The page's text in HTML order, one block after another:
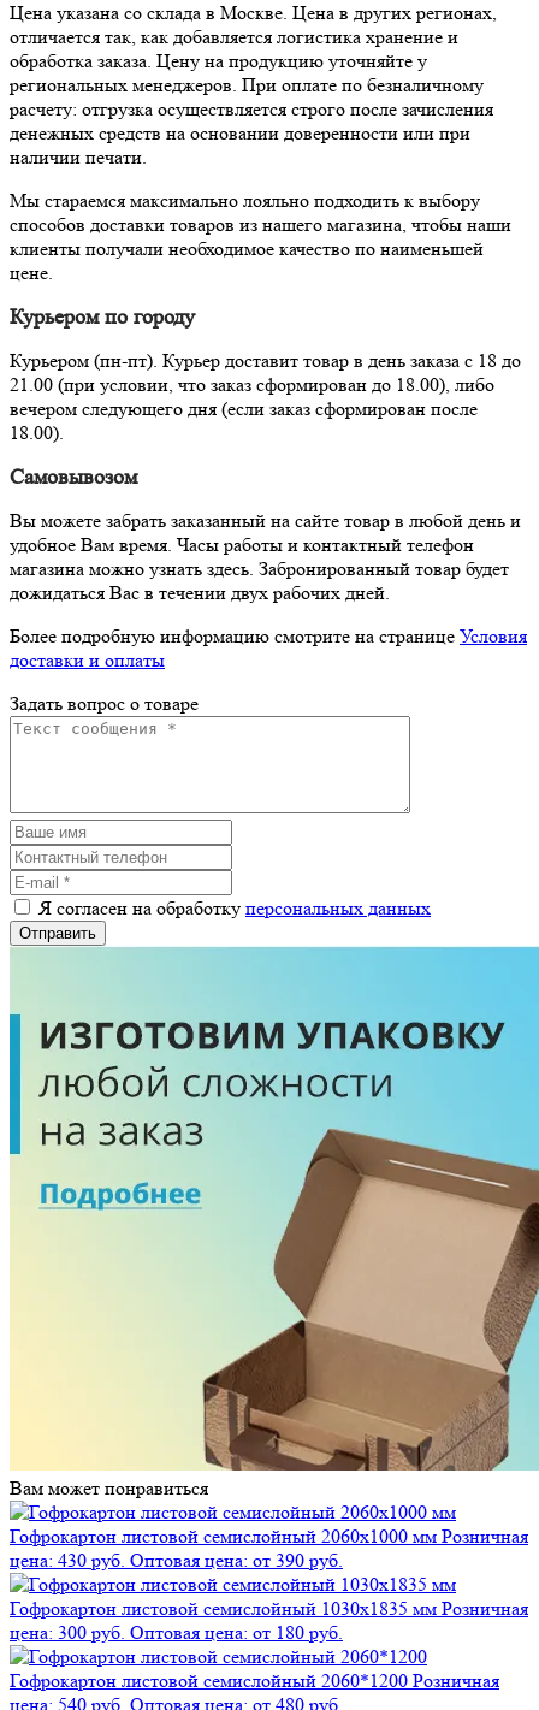
Цена указана со склада в Москве. Цена в других регионах,
отличается так, как добавляется логистика хранение и
обработка заказа. Цену на продукцию уточняйте у
региональных менеджеров. При оплате по безналичному
расчету: отгрузка осуществляется строго после зачисления
денежных средств на основании доверенности или при
наличии печати.
Мы стараемся максимально лояльно подходить к выбору
способов доставки товаров из нашего магазина, чтобы наши
клиенты получали необходимое качество по наименьшей
цене.
Курьером по городу
Курьером (пн-пт). Курьер доставит товар в день заказа с 18 до
21.00 (при условии, что заказ сформирован до 18.00), либо
вечером следующего дня (если заказ сформирован после
18.00).
Самовывозом
Вы можете забрать заказанный на сайте товар в любой день и
удобное Вам время. Часы работы и контактный телефон
магазина можно узнать здесь. Забронированный товар будет
дожидаться Вас в течении двух рабочих дней.
Более подробную информацию смотрите на странице Условия
доставки и оплаты
Задать вопрос о товаре
Я согласен на обработку персональных данных
Отправить
Вам может понравиться
Гофрокартон листовой семислойный 2060х1000 мм Розничная
цена: 430 руб. Оптовая цена: от 390 руб.
Гофрокартон листовой семислойный 1030х1835 мм Розничная
цена: 300 руб. Оптовая цена: от 180 руб.
Гофрокартон листовой семислойный 2060*1200 Розничная
цена: 540 руб. Оптовая цена: от 480 руб.